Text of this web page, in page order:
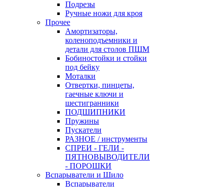
Подрезы
Ручные ножи для кроя
Прочее
Амортизаторы,
коленоподъемники и
детали для столов ПШМ
Бобиностойки и стойки
под бейку
Моталки
Отвертки, пинцеты,
гаечные ключи и
шестигранники
ПОДШИПНИКИ
Пружины
Пускатели
РАЗНОЕ / инструменты
СПРЕИ - ГЕЛИ -
ПЯТНОВЫВОДИТЕЛИ
- ПОРОШКИ
Вспарыватели и Шило
Вспарыватели